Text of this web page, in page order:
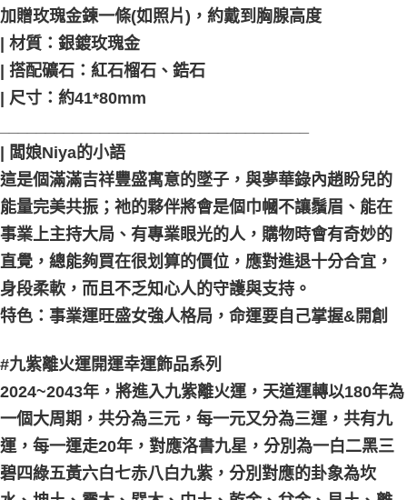
加贈玫瑰金鍊一條(如照片)，約戴到胸腺高度
| 材質：銀鍍玫瑰金
| 搭配礦石：紅石榴石、鋯石
| 尺寸：約41*80mm
| 闆娘Niya的小語
這是個滿滿吉祥豐盛寓意的墜子，與夢華錄內趙盼兒的
能量完美共振；祂的夥伴將會是個巾幗不讓鬚眉、能在
事業上主持大局、有專業眼光的人，購物時會有奇妙的
直覺，總能夠買在很划算的價位，應對進退十分合宜，
身段柔軟，而且不乏知心人的守護與支持。
特色：事業運旺盛女強人格局，命運要自己掌握&開創
#九紫離火運開運幸運飾品系列
2024~2043年，將進入九紫離火運，天道運轉以180年為
一個大周期，共分為三元，每一元又分為三運，共有九
運，每一運走20年，對應洛書九星，分別為一白二黑三
碧四綠五黃六白七赤八白九紫，分別對應的卦象為坎